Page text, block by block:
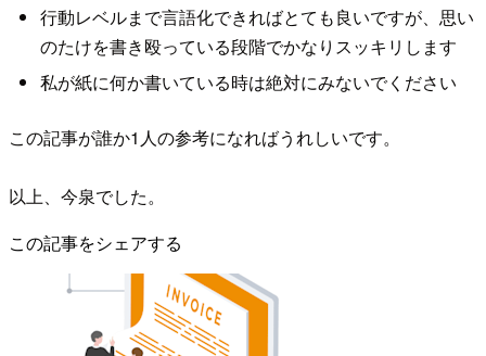
行動レベルまで言語化できればとても良いですが、思い
のたけを書き殴っている段階でかなりスッキリします
私が紙に何か書いている時は絶対にみないでください
この記事が誰か1人の参考になればうれしいです。
以上、今泉でした。
この記事をシェアする